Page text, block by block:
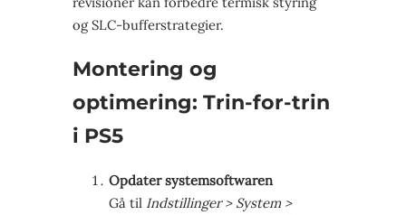
og SLC-bufferstrategier.
Montering og
optimering: Trin-for-trin
i PS5
Opdater systemsoftwaren
Gå til Indstillinger > System >